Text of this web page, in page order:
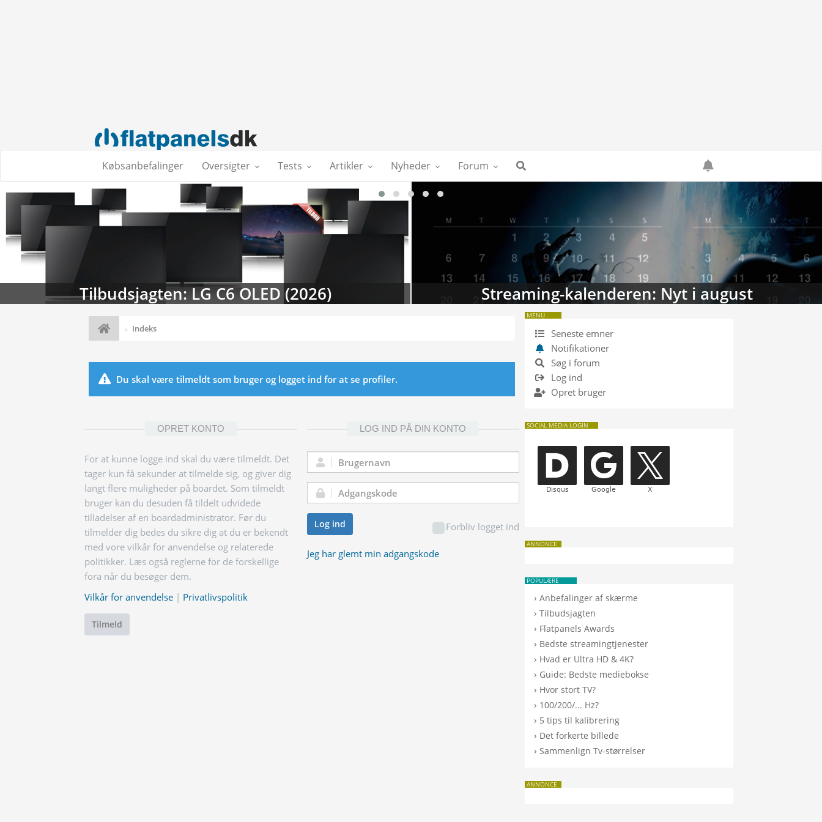
Købsanbefalinger Oversigter Tests Artikler Nyheder Forum
Tilbudsjagten: LG C6 OLED (2026) Streaming-kalenderen: Nyt i august
Indeks
Du skal være tilmeldt som bruger og logget ind for at se profiler.
OPRET KONTO
For at kunne logge ind skal du være tilmeldt. Det
tager kun få sekunder at tilmelde sig, og giver dig
langt flere muligheder på boardet. Som tilmeldt
bruger kan du desuden få tildelt udvidede
tilladelser af en boardadministrator. Før du
tilmelder dig bedes du sikre dig at du er bekendt
med vore vilkår for anvendelse og relaterede
politikker. Læs også reglerne for de forskellige
fora når du besøger dem.
Vilkår for anvendelse | Privatlivspolitik
Tilmeld
LOG IND PÅ DIN KONTO
Brugernavn:
Adgangskode:
Forbliv logget ind
Log ind
Jeg har glemt min adgangskode
MENU
Seneste emner
Notifikationer
Søg i forum
Log ind
Opret bruger
SOCIAL MEDIA LOGIN
ANNONCE
POPULÆRE
›Anbefalinger af skærme
›Tilbudsjagten
› Flatpanels Awards
› Bedste streamingtjenester
› Hvad er Ultra HD & 4K?
› Guide: Bedste mediebokse
› Hvor stort TV?
› 100/200/... Hz?
› 5 tips til kalibrering
› Det forkerte billede
›Sammenlign Tv-størrelser
ANNONCE